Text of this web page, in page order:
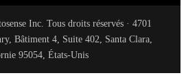
Inc. Tous droits réservés · 4701
Bâtiment 4, Suite 402, Santa Clara,
95054, États-Unis